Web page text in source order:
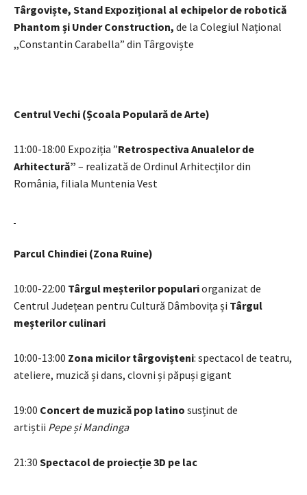
Târgoviște, Stand Expozițional al echipelor de robotică
Phantom și Under Construction, de la Colegiul Național
,,Constantin Carabella” din Târgoviște
Centrul Vechi (Școala Populară de Arte)
11:00-18:00 Expoziția ”Retrospectiva Anualelor de
Arhitectură” – realizată de Ordinul Arhitecților din
România, filiala Muntenia Vest
Parcul Chindiei (Zona Ruine)
10:00-22:00 Târgul meșterilor populariorganizat de
Centrul Județean pentru Cultură Dâmbovița și Târgul
meșterilor culinari
10:00-13:00 Zona micilor târgovișteni: spectacol de teatru,
ateliere, muzică și dans, clovni și păpuși gigant
19:00 Concert de muzică pop latino susținut de
artiștii Pepe și Mandinga
21:30 Spectacol de proiecție 3D pe lac